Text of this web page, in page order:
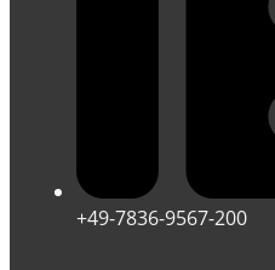
+49-7836-9567-200